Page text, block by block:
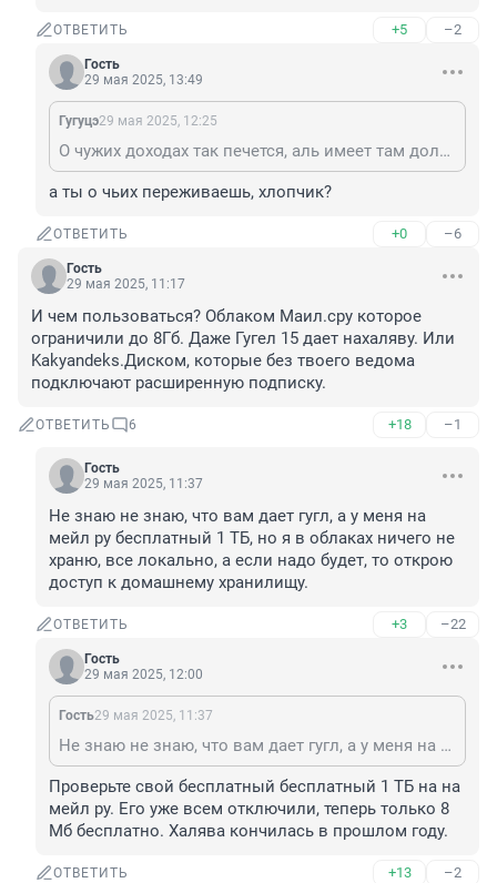
ОТВЕТИТЬ +5 –2
Гость
29 мая 2025, 13:49
Гугуцэ29 мая 2025, 12:25
О чужих доходах так печется, аль имеет там дольку малую?
а ты о чьих переживаешь, хлопчик?
ОТВЕТИТЬ +0 –6
Гость
29 мая 2025, 11:17
И чем пользоваться? Облаком Маил.сру которое
ограничили до 8Гб. Даже Гугел 15 дает нахаляву. Или
Kakyandeks.Диском, которые без твоего ведома
подключают расширенную подписку.
ОТВЕТИТЬ 6 +18 –1
Гость
29 мая 2025, 11:37
Не знаю не знаю, что вам дает гугл, а у меня на
мейл ру бесплатный 1 ТБ, но я в облаках ничего не
храню, все локально, а если надо будет, то открою
доступ к домашнему хранилищу.
ОТВЕТИТЬ +3 –22
Гость
29 мая 2025, 12:00
Гость29 мая 2025, 11:37
Не знаю не знаю, что вам дает гугл, а у меня на мейл ру бесплатный 1 ТБ, но я в облаках ничего не храню, все локально, а если надо будет, то открою доступ к домашнему хранилищу.
Проверьте свой бесплатный бесплатный 1 ТБ на на
мейл ру. Его уже всем отключили, теперь только 8
Мб бесплатно. Халява кончилась в прошлом году.
ОТВЕТИТЬ +13 –2